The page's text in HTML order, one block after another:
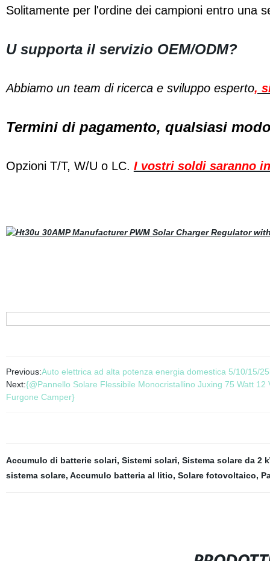
Solitamente per l'ordine dei campioni entro una
U supporta il servizio OEM/ODM?
Abbiamo un team di ricerca e sviluppo esperto,
Termini di pagamento, qualsiasi
Opzioni T/T, W/U o LC. I vostri soldi saranno
Previous:Auto elettrica ad alta potenza energia domestica 5/10/15/
Next:{@Pannello Solare Flessibile Monocristallino Juxing 75 Watt
Furgone Camper}
Accumulo di batterie solari, Sistemi solari, Sistema solare da 2
sistema solare, Accumulo batteria al litio, Solare fotovoltaico,